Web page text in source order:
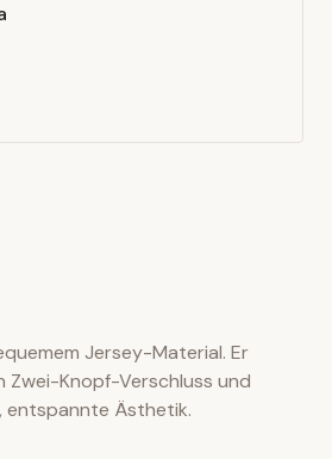
Jersey-Material. Er
Zwei-Knopf-Verschluss und
entspannte Ästhetik.